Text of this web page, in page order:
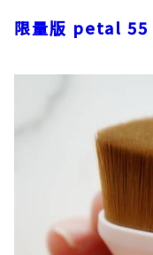
限量版 petal 55